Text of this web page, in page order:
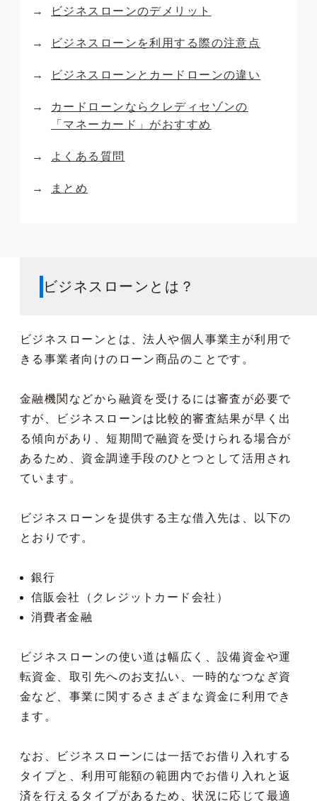
ビジネスローンのデメリット
ビジネスローンを利用する際の注意点
ビジネスローンとカードローンの違い
カードローンならクレディセゾンの
「マネーカード」がおすすめ
よくある質問
まとめ
ビジネスローンとは？
ビジネスローンとは、法人や個人事業主が利用で
きる事業者向けのローン商品のことです。
金融機関などから融資を受けるには審査が必要で
すが、ビジネスローンは比較的審査結果が早く出
る傾向があり、短期間で融資を受けられる場合が
あるため、資金調達手段のひとつとして活用され
ています。
ビジネスローンを提供する主な借入先は、以下の
とおりです。
銀行
信販会社（クレジットカード会社）
消費者金融
ビジネスローンの使い道は幅広く、設備資金や運
転資金、取引先へのお支払い、一時的なつなぎ資
金など、事業に関するさまざまな資金に利用でき
ます。
なお、ビジネスローンには一括でお借り入れする
タイプと、利用可能額の範囲内でお借り入れと返
済を行えるタイプがあるため、状況に応じて最適